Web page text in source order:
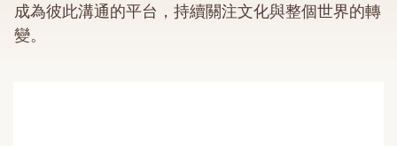
成為彼此溝通的平台，持續關注文化與整個世界的轉
變。